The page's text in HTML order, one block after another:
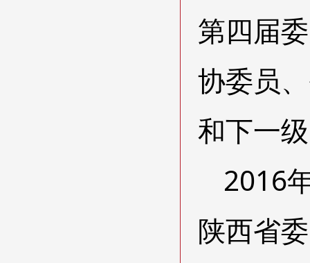
第四届
协委员
和下一
2016
陕西省